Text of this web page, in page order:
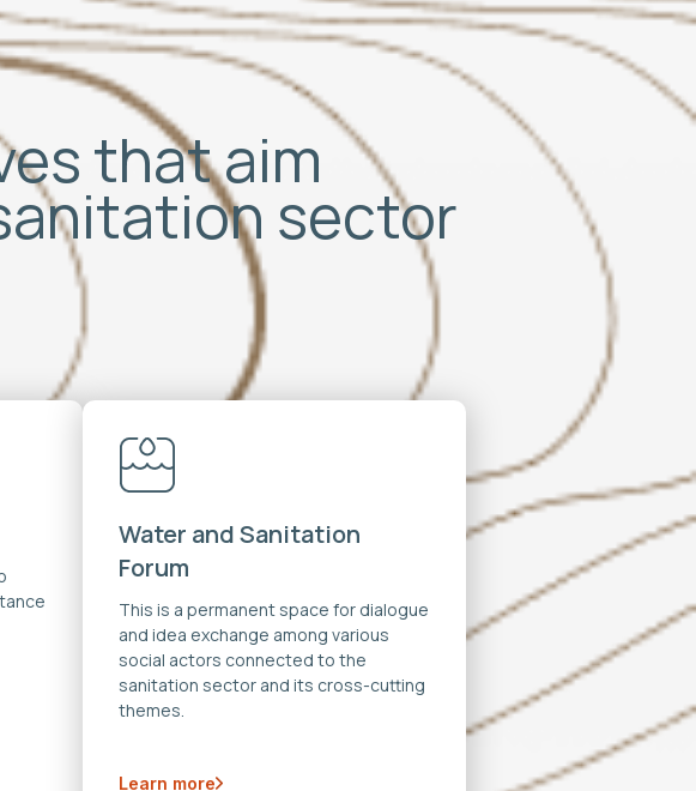
that aim
sector
Water and Sanitation
Forum
This is a permanent space for dialogue
and idea exchange among various
social actors connected to the
sanitation sector and its cross-cutting
themes.
Learn more